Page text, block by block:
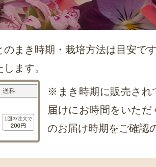
まき時期・栽培方法は目安で
ます。
※まき時期に販売され
届けにお時間をいた
のお届け時期をご確認